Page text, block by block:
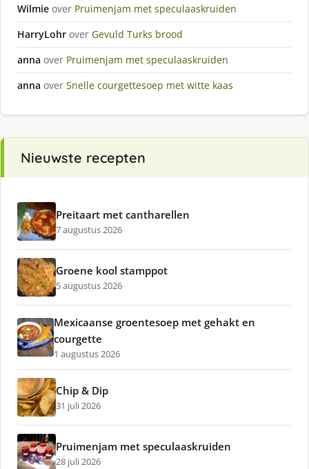
Wilmie over Pruimenjam met speculaaskruiden
HarryLohr over Gevuld Turks brood
anna over Pruimenjam met speculaaskruiden
anna over Snelle courgettesoep met witte kaas
Nieuwste recepten
Preitaart met cantharellen
7 augustus 2026
Groene kool stamppot
5 augustus 2026
Mexicaanse groentesoep met gehakt en
courgette
1 augustus 2026
Chip & Dip
31 juli 2026
Pruimenjam met speculaaskruiden
28 juli 2026